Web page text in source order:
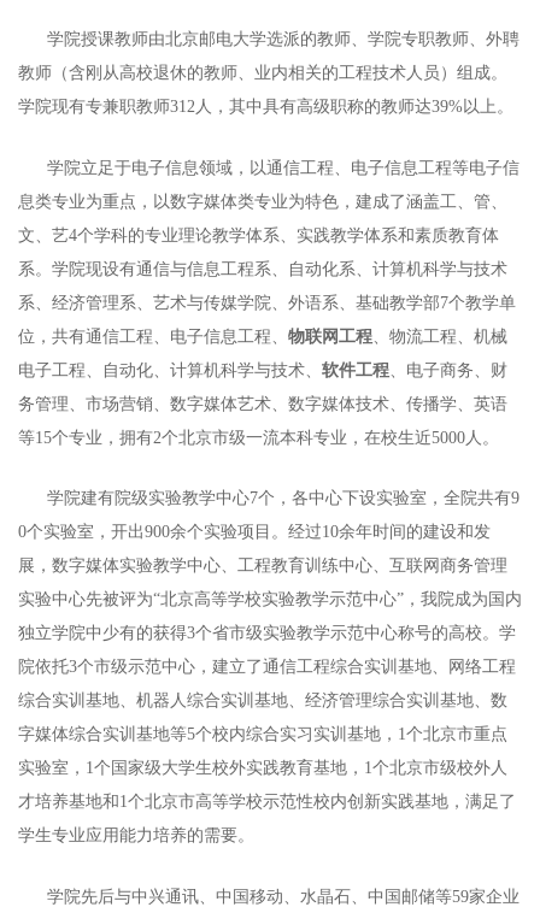
学院授课教师由北京邮电大学选派的教师、学院专职教师、外聘
教师（含刚从高校退休的教师、业内相关的工程技术人员）组成。
学院现有专兼职教师312人，其中具有高级职称的教师达39%以上。
学院立足于电子信息领域，以通信工程、电子信息工程等电子信
息类专业为重点，以数字媒体类专业为特色，建成了涵盖工、管、
文、艺4个学科的专业理论教学体系、实践教学体系和素质教育体
系。学院现设有通信与信息工程系、自动化系、计算机科学与技术
系、经济管理系、艺术与传媒学院、外语系、基础教学部7个教学单
位，共有通信工程、电子信息工程、 物联网工程 、物流工程、机械
电子工程、自动化、计算机科学与技术、 软件工程 、电子商务、财
务管理、市场营销、数字媒体艺术、数字媒体技术、传播学、英语
等15个专业，拥有2个北京市级一流本科专业，在校生近5000人。
学院建有院级实验教学中心7个，各中心下设实验室，全院共有9
0个实验室，开出900余个实验项目。经过10余年时间的建设和发
展，数字媒体实验教学中心、工程教育训练中心、互联网商务管理
实验中心先被评为“北京高等学校实验教学示范中心”，我院成为国内
独立学院中少有的获得3个省市级实验教学示范中心称号的高校。学
院依托3个市级示范中心，建立了通信工程综合实训基地、网络工程
综合实训基地、机器人综合实训基地、经济管理综合实训基地、数
字媒体综合实训基地等5个校内综合实习实训基地，1个北京市重点
实验室，1个国家级大学生校外实践教育基地，1个北京市级校外人
才培养基地和1个北京市高等学校示范性校内创新实践基地，满足了
学生专业应用能力培养的需要。
学院先后与中兴通讯、中国移动、水晶石、中国邮储等59家企业